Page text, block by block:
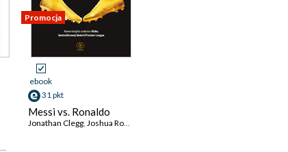
Promocja
ebook
31 pkt
Messi vs. Ronaldo
Jonathan Clegg, Joshua Robinson